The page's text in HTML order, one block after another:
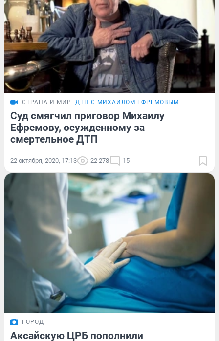
СТРАНА И МИР ДТП С МИХАИЛОМ ЕФРЕМОВЫМ
Суд смягчил приговор Михаилу
Ефремову, осужденному за
смертельное ДТП
22 октября, 2020, 17:13 22 278 15
ГОРОД
Аксайскую ЦРБ пополнили